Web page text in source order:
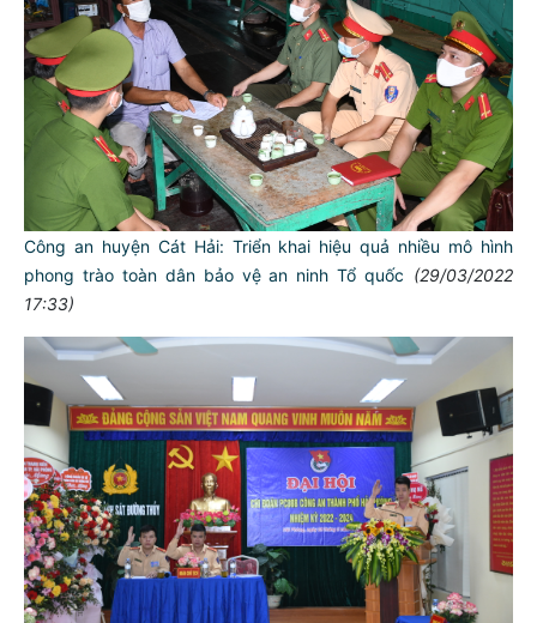
Công an huyện Cát Hải: Triển khai hiệu quả nhiều mô hình
phong trào toàn dân bảo vệ an ninh Tổ quốc (29/03/2022
17:33)